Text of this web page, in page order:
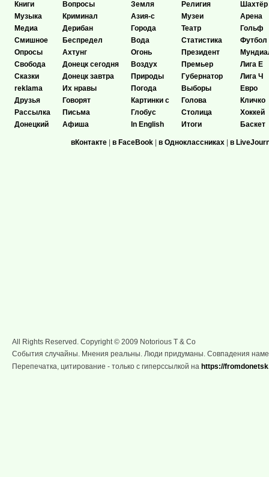
Книги
Музыка
Медиа
Смишное
Опросы
Свобода
Сказки
reklama
Друзья
Рассылка
Донецкий
Вопросы
Криминал
Дерибан
Беспредел
Ахтунг
Донецк сегодня
Донецк завтра
Их нравы
Говорят
Письма
Афиша
Земля
Азия-с
Города
Вода
Огонь
Воздух
Природы
Погода
Картинки с
Глобус
In English
Религия
Музеи
Театр
Статистика
Президент
Премьер
Губернатор
Выборы
Голова
Столица
Итоги
Шахтёр
Арена
Гольф
Футбол
Лига Е
Лига Ч
Евро
Кличко
Хоккей
Баскет
вКонтакте | в FaceBook | в Одноклассниках | в
All Rights Reserved. Copyright © 2009 Notorious T & Co
События случайны. Мнения реальны. Люди придуманы. Совпадения
Перепечатка, цитирование - только с гиперссылкой на https://